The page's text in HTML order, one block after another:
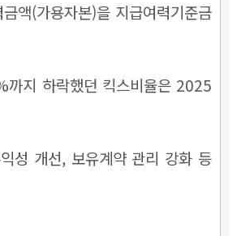
액(가용자본)을 지급여력기준금
까지 하락했던 킥스비율은 2025
성 개선, 보유계약 관리 강화 등